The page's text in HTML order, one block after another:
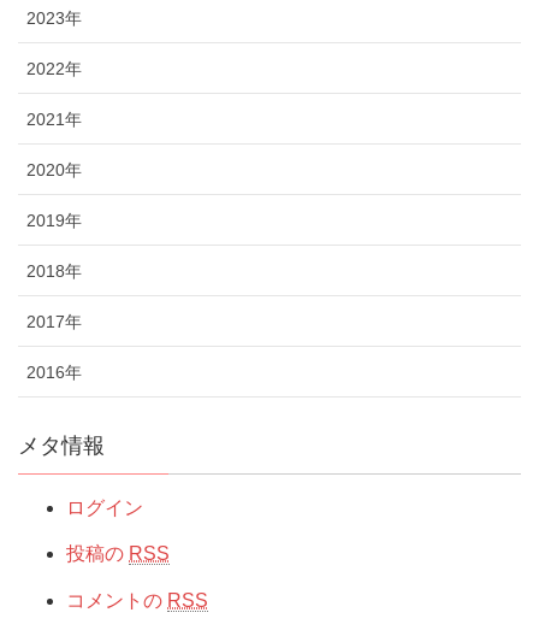
2023年
2022年
2021年
2020年
2019年
2018年
2017年
2016年
メタ情報
ログイン
投稿の RSS
コメントの RSS